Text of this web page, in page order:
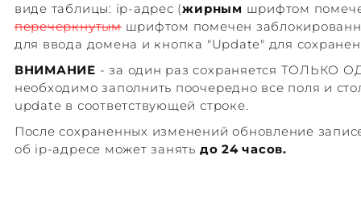
виде таблицы: ip-адрес (жирным шрифтом
перечеркнутымшрифтом помечен
для ввода домена и кнопка "Update" для
ВНИМАНИЕ - за один раз сохраняется ТОЛЬКО
необходимо заполнить поочередно все поля и
update в соответствующей строке.
После сохраненных изменений обновление
об ip-адресе может занять до 24 часов.